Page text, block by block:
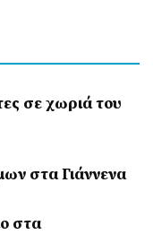
σε χωριά του
στα Γιάννενα
στα